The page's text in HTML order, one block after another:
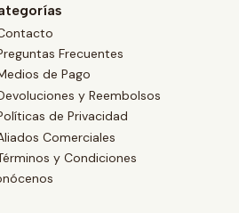
Frecuentes
de Pago
y Reembolsos
de Privacidad
Comerciales
y Condiciones